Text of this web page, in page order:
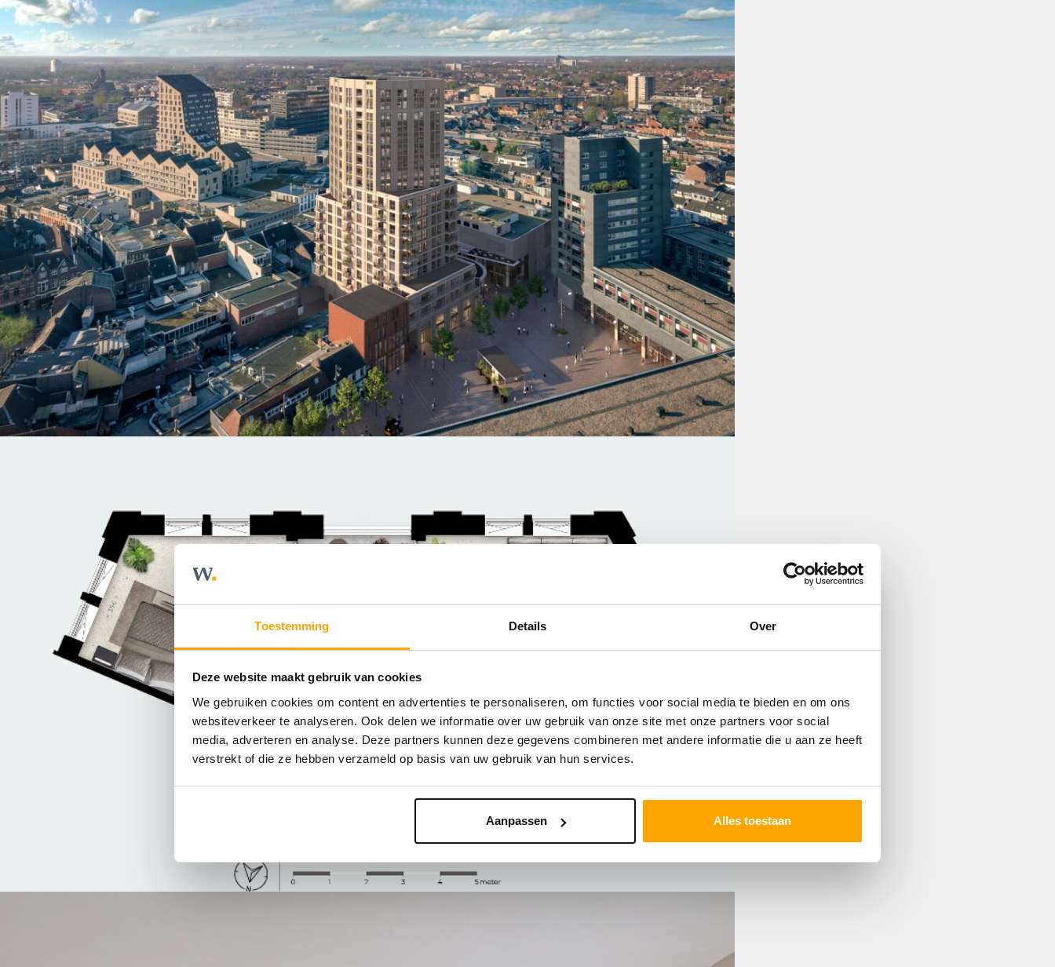
Toestemming Details Over
Deze website maakt gebruik van cookies
We gebruiken cookies om content en advertenties te personaliseren, om functies voor social media te bieden en om ons
websiteverkeer te analyseren. Ook delen we informatie over uw gebruik van onze site met onze partners voor social
media, adverteren en analyse. Deze partners kunnen deze gegevens combineren met andere informatie die u aan ze heeft
verstrekt of die ze hebben verzameld op basis van uw gebruik van hun services.
Aanpassen Alles toestaan